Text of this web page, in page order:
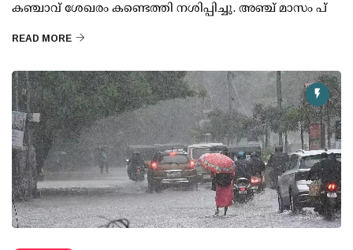
കഞ്ചാവ് ശേഖരം കണ്ടെത്തി നശിപ്പിച്ചു. അഞ്ച് മാസം പ്
READ MORE